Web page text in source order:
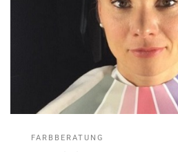
FARBBERATUNG